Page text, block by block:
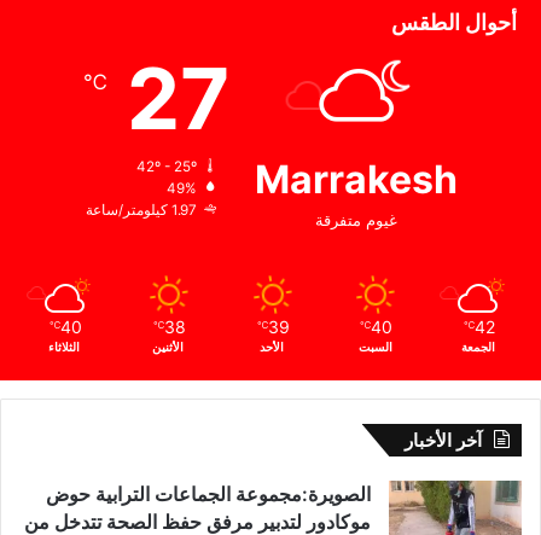
أحوال الطقس
Marrakesh
غيوم متفرقة
27
℃
49%
1.97 كيلومتر/ساعة
42
℃
الجمعة
40
℃
السبت
39
℃
الأحد
38
℃
الأثنين
40
℃
الثلاثاء
آخر الأخبار
الصويرة:مجموعة الجماعات الترابية حوض
موكادور لتدبير مرفق حفظ الصحة تتدخل من